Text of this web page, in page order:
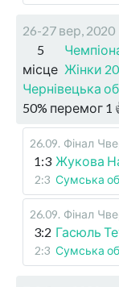
26-27 вер, 2020
5
місце Жінки
Чернівецька
50% перемог 1
26.09. Фінал
1:3 Жукова
2:3 Сумська
26.09. Фінал
3:2 Гасюль
2:3 Сумська